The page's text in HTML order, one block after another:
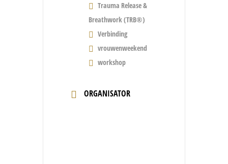
Trauma Release &
Breathwork (TRB®)
Verbinding
vrouwenweekend
workshop
ORGANISATOR